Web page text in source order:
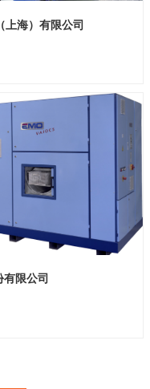
上海）有限公司
限公司